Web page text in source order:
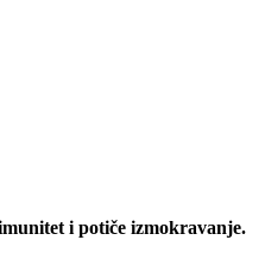
i potiče izmokravanje.